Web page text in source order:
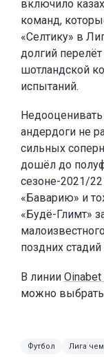
включило
команд,
«Селтику» в
долгий
шотландской
испытаний.
Недооценивать
андердоги не
сильных
дошёл до
сезоне-2021/
«Баварию» и
«Будё-Глимт»
поздних
В линии Oinabet
можно
Футбол Лига